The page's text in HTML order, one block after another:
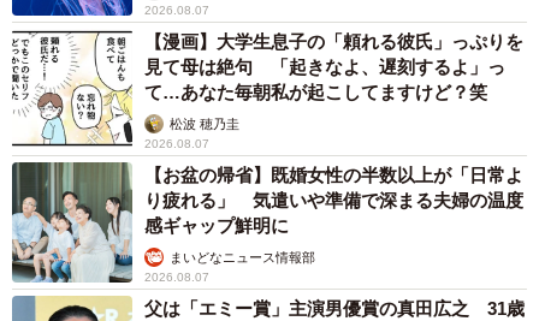
2026.08.07
【漫画】大学生息子の「頼れる彼氏」っぷりを
見て母は絶句 「起きなよ、遅刻するよ」っ
て…あなた毎朝私が起こしてますけど？笑
松波 穂乃圭
2026.08.07
【お盆の帰省】既婚女性の半数以上が「日常よ
り疲れる」 気遣いや準備で深まる夫婦の温度
感ギャップ鮮明に
まいどなニュース情報部
2026.08.07
父は「エミー賞」主演男優賞の真田広之 31歳